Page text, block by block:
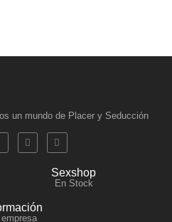
un mundo de Placer y Seducción
Sexshop
En Stock
empresa